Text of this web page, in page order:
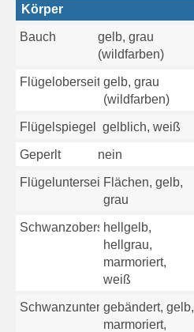
Körper
Bauch
gelb, grau
(wildfarben)
Flügeloberseitegelb, grau
(wildfarben)
Flügelspiegel gelblich, weiß
Geperlt nein
FlügelunterseiteFlächen, gelb,
grau
Schwanzoberseitehellgelb,
hellgrau,
marmoriert,
weiß
Schwanzunterseitegebändert, gelb,
marmoriert,